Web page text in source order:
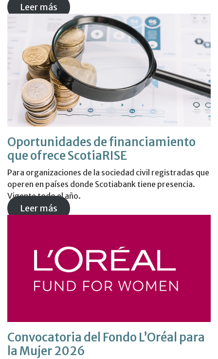
Leer más
Oportunidades de financiamiento
que ofrece ScotiaRISE
Para organizaciones de la sociedad civil registradas que
operen en países donde Scotiabank tiene presencia.
Vigente todo el año.
Leer más
Convocatoria del Fondo L’Oréal para
la Mujer 2026